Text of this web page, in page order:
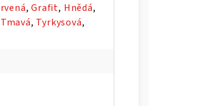
,Grafit, Hnědá,
Tmavá, Tyrkysová,